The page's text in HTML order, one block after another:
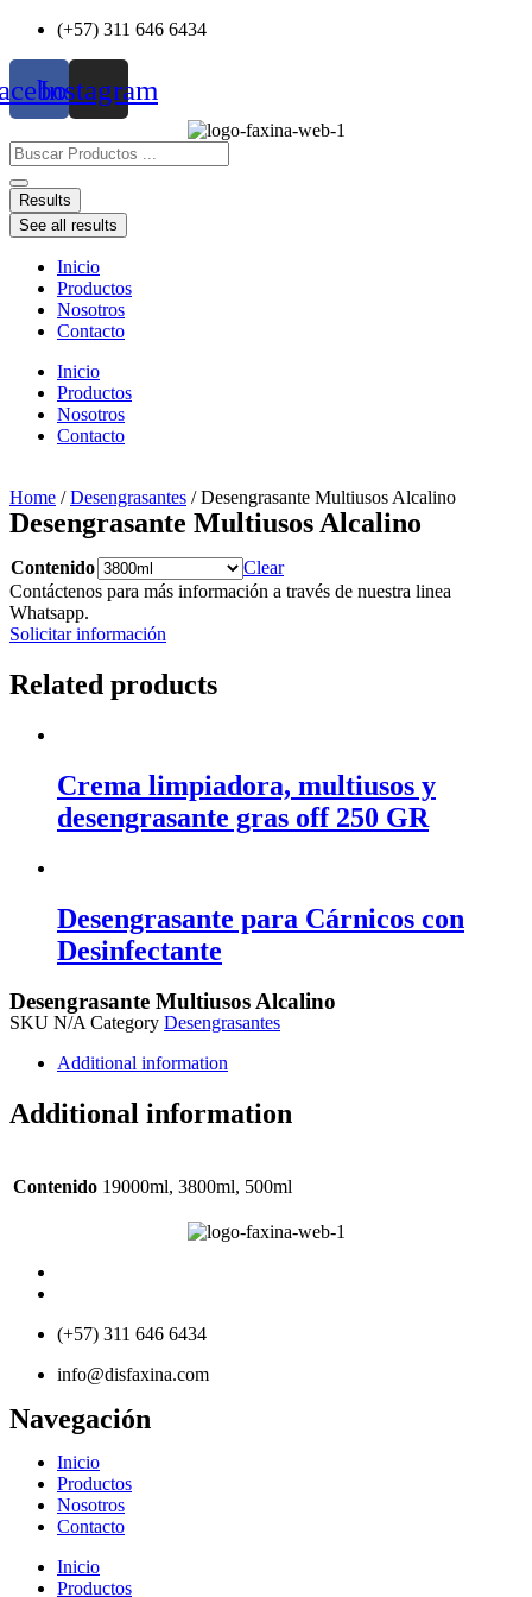
contenido
(+57) 311 646 6434
Instagram
Search
...
Results
See all results
Inicio
Productos
Nosotros
Contacto
Inicio
Productos
Nosotros
Contacto
Home /Desengrasantes / Desengrasante Multiusos Alcalino
Desengrasante Multiusos Alcalino
Contenido
Clear
Contáctenos para más información a través de nuestra linea
Whatsapp.
Solicitar información
Related products
Crema limpiadora, multiusos y
desengrasante gras off 250 GR
Desengrasante para Cárnicos con
Desinfectante
Desengrasante Multiusos Alcalino
SKU N/A Category Desengrasantes
Additional information
Additional information
Contenido 19000ml, 3800ml, 500ml
(+57) 311 646 6434
info@disfaxina.com
Navegación
Inicio
Productos
Nosotros
Contacto
Inicio
Productos